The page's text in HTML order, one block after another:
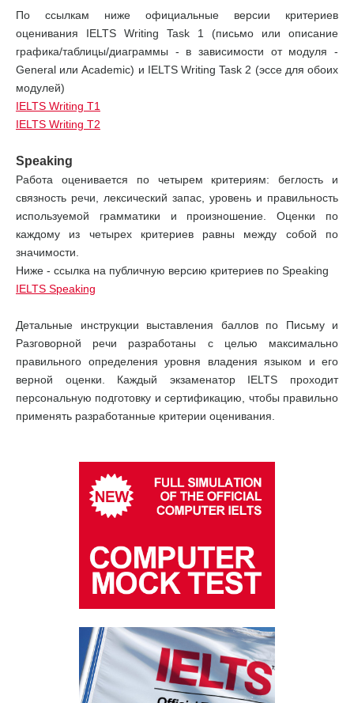
По ссылкам ниже официальные версии критериев
оценивания IELTS Writing Task 1 (письмо или описание
графика/таблицы/диаграммы - в зависимости от модуля -
General или Academic) и IELTS Writing Task 2 (эcce для обоих
модулей)
IELTS Writing T1
IELTS Writing T2
Speaking
Работа оценивается по четырем критериям: беглость и
связность речи, лексический запас, уровень и правильность
используемой грамматики и произношение. Оценки по
каждому из четырех критериев равны между собой по
значимости.
Ниже - ссылка на публичную версию критериев по Speaking
IELTS Speaking
Детальные инструкции выставления баллов по Письму и
Разговорной речи разработаны с целью максимально
правильного определения уровня владения языком и его
верной оценки. Каждый экзаменатор IELTS проходит
персональную подготовку и сертификацию, чтобы правильно
применять разработанные критерии оценивания.